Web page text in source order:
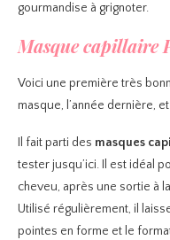
gourmandise à grignoter.
Masque capillaire
Voici une première très
masque, l’année dernière,
Il fait parti des masques
tester jusqu’ici. Il est idéal
cheveu, après une sortie à
Utilisé régulièrement, il
pointes en forme et le